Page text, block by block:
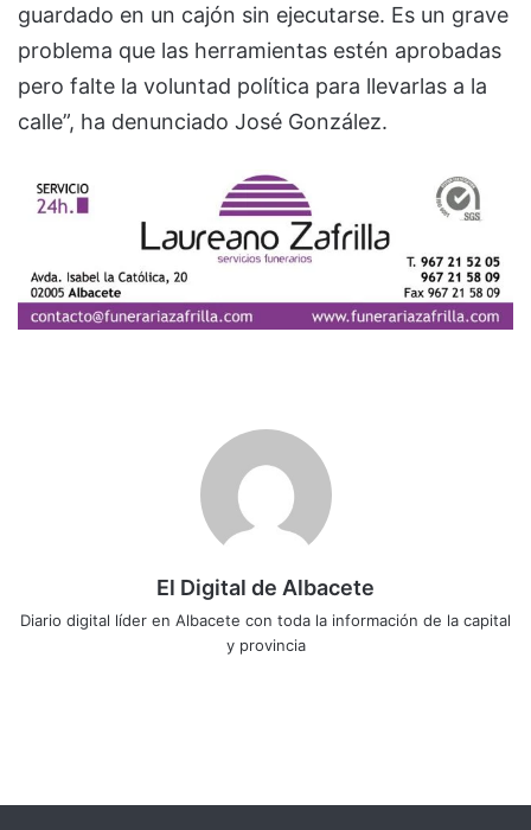
guardado en un cajón sin ejecutarse. Es un grave
problema que las herramientas estén aprobadas
pero falte la voluntad política para llevarlas a la
calle”, ha denunciado José González.
El Digital de Albacete
Diario digital líder en Albacete con toda la información de la capital
y provincia